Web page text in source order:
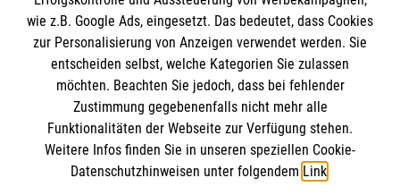
Datenschutz
Kontakt
Barrierefreiheit
Die Malteser
Malteser in Deutschland
Malteserorden
Sharepoint
Spendenkonto
wie z.B. Google Ads, eingesetzt. Das bedeutet, dass Cookies
zur Personalisierung von Anzeigen verwendet werden. Sie
entscheiden selbst, welche Kategorien Sie zulassen
möchten. Beachten Sie jedoch, dass bei fehlender
Zustimmung gegebenenfalls nicht mehr alle
Funktionalitäten der Webseite zur Verfügung stehen.
Weitere Infos finden Sie in unseren speziellen Cookie-
Datenschutzhinweisen unter folgendem Link.